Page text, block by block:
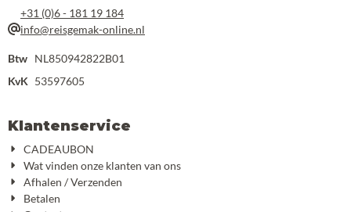
+31 (0)6 - 181 19 184
info@reisgemak-online.nl
Btw NL850942822B01
KvK 53597605
Klantenservice
CADEAUBON
Wat vinden onze klanten van ons
Afhalen / Verzenden
Betalen